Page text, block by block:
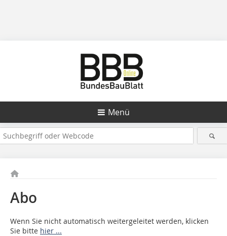
Menü
Abo
Wenn Sie nicht automatisch weitergeleitet werden, klicken
Sie bitte hier ...